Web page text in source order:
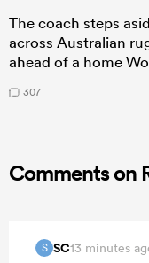
The coach steps
across Australian
ahead of a home
307
Comments on
S SC13 minutes